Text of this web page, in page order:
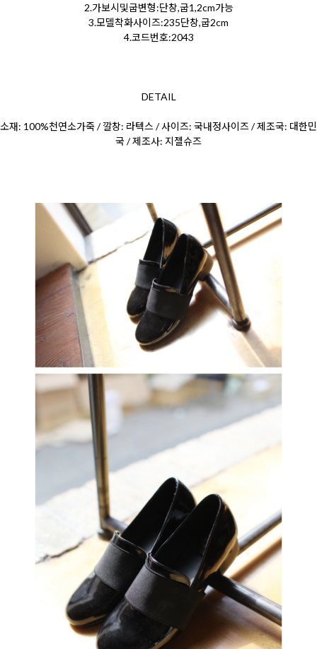
2.가보시및굽변형:단창,굽1,2cm가능
3.모델착화사이즈:235단창,굽2cm
4.코드번호:2043
DETAIL
소재: 100%천연소가죽 / 깔창: 라텍스 / 사이즈: 국내정사이즈 / 제조국: 대한민
국 / 제조사: 지젤슈즈